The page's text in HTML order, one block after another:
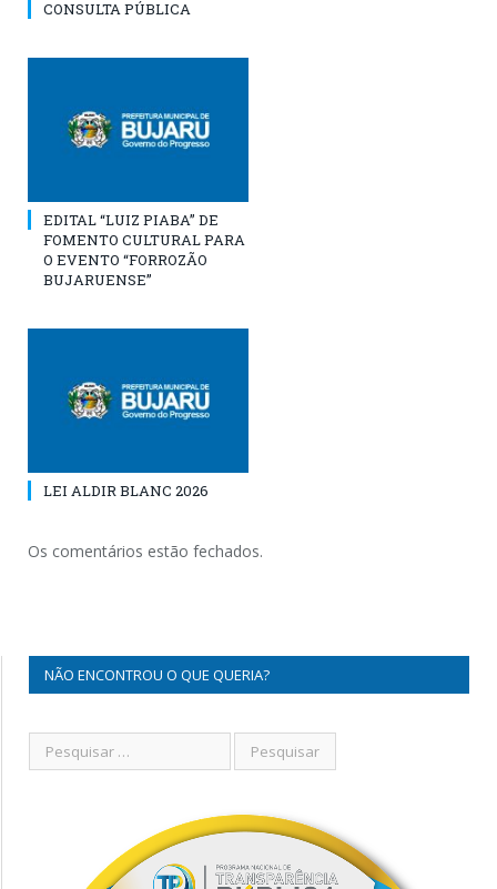
CONSULTA PÚBLICA
EDITAL “LUIZ PIABA” DE
FOMENTO CULTURAL PARA
O EVENTO “FORROZÃO
BUJARUENSE”
LEI ALDIR BLANC 2026
Os comentários estão fechados.
NÃO ENCONTROU O QUE QUERIA?